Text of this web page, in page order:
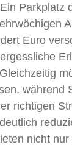
Parkplatz
Euro
während
richtigen
nicht